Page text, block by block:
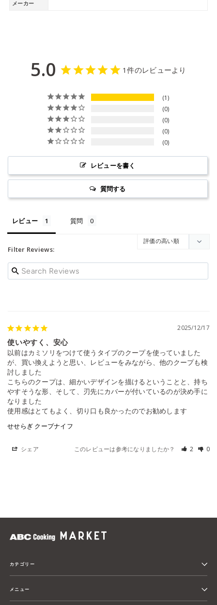
メーカー
5.0 1件のレビューより
1
0
0
0
0
レビューを書く
質問する
レビュー 質問
Filter Reviews:
2025/12/17
使いやすく、安心
以前はカミソリをつけて使うタイプのクープを使っていました
が、買い換えようと思い、レビューをみながら、他のクープも検
討しました
こちらのクープは、細かいデザインを描けるということと、持ち
やすそうな形、そして、刃先にカバーが付いているのが決め手に
なりました
使用感はとてもよく、切り口も良かったのでお勧めします
せせらぎ クープナイフ
シェア このレビューは参考になりましたか？ 2 0
カテゴリー
メニュー